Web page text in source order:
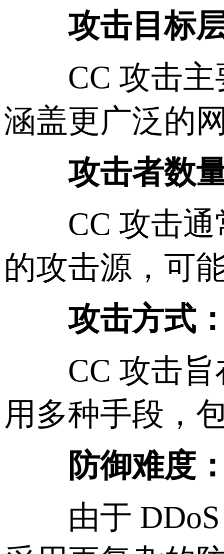
攻击目标
CC 攻击主要
涵盖更广泛的
攻击者数
CC 攻击通常
的攻击源，可
攻击方式
CC 攻击旨在
用多种手段，
防御难度
由于 DDoS